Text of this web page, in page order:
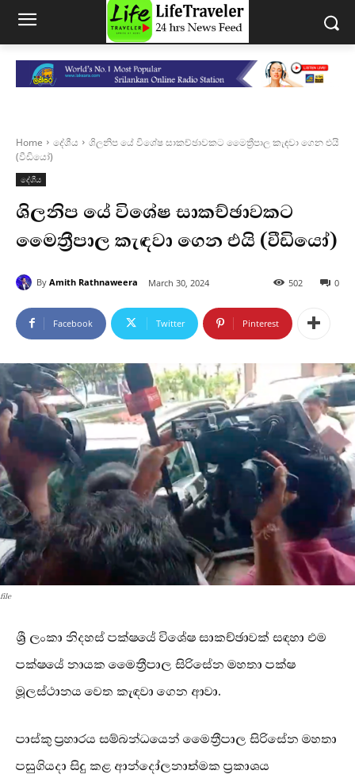
Home දේශීය
ශිලනිප යේ විශේෂ සාකච්ඡාවකට මෛත්‍රීපාල කැඳවා ගෙන එයි
(වීඩියෝ)
දේශීය
ශිලනිප යේ විශේෂ සාකච්ඡාවකට
මෛත්‍රීපාල කැඳවා ගෙන එයි (වීඩියෝ)
By Amith Rathnaweera March 30, 2024 0
502
Facebook Twitter Pinterest
file
ශ්‍රී ලංකා නිදහස් පක්ෂයේ විශේෂ සාකච්ඡාවක් සඳහා එම
පක්ෂයේ නායක මෛත්‍රීපාල සිරිසේන මහතා පක්ෂ
මූලස්ථානය වෙත කැඳවා ගෙන ආවා.
පාස්කු ප්‍රහාරය සම්බන්ධයෙන් මෛත්‍රීපාල සිරිසේන මහතා
පසුගියදා සිදු කළ ආන්දෝලනාත්මක ප්‍රකාශය